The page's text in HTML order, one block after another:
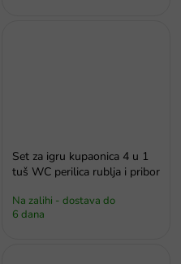
Set za igru ​​kupaonica 4 u 1
tuš WC perilica rublja i pribor
Na zalihi - dostava do
6 dana